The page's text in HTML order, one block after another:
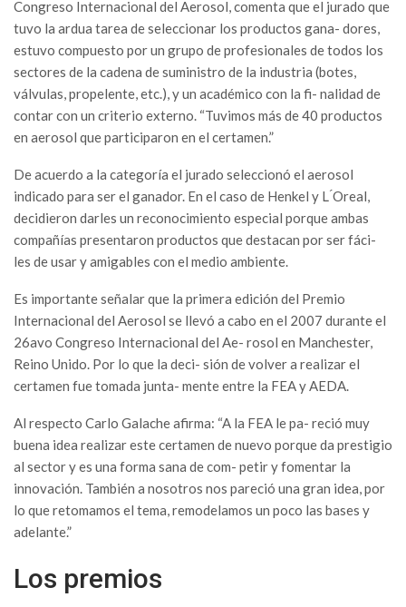
Congreso Internacional del Aerosol, comenta que el jurado que
tuvo la ardua tarea de seleccionar los productos gana- dores,
estuvo compuesto por un grupo de profesionales de todos los
sectores de la cadena de suministro de la industria (botes,
válvulas, propelente, etc.), y un académico con la fi- nalidad de
contar con un criterio externo. “Tuvimos más de 40 productos
en aerosol que participaron en el certamen.”
De acuerdo a la categoría el jurado seleccionó el aerosol
indicado para ser el ganador. En el caso de Henkel y L ́Oreal,
decidieron darles un reconocimiento especial porque ambas
compañías presentaron productos que destacan por ser fáci-
les de usar y amigables con el medio ambiente.
Es importante señalar que la primera edición del Premio
Internacional del Aerosol se llevó a cabo en el 2007 durante el
26avo Congreso Internacional del Ae- rosol en Manchester,
Reino Unido. Por lo que la deci- sión de volver a realizar el
certamen fue tomada junta- mente entre la FEA y AEDA.
Al respecto Carlo Galache afirma: “A la FEA le pa- reció muy
buena idea realizar este certamen de nuevo porque da prestigio
al sector y es una forma sana de com- petir y fomentar la
innovación. También a nosotros nos pareció una gran idea, por
lo que retomamos el tema, remodelamos un poco las bases y
adelante.”
Los premios